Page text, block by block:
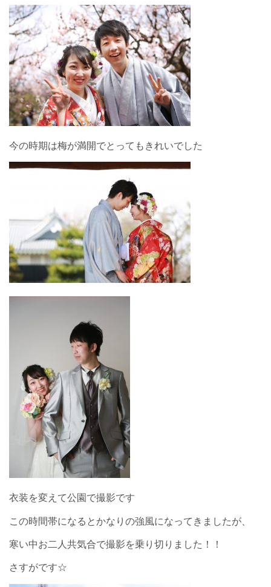
今の時期は梅が満開でとってもきれいでした
衣装を変えて公園で撮影です
この時間帯になるとかなりの強風になってきましたが、
寒い中お二人共気合で撮影を乗り切りました！！
さすがです☆